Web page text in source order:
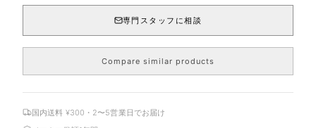
専門スタッフに相談
Compare similar products
国内送料 ¥300・2〜5営業日でお届け